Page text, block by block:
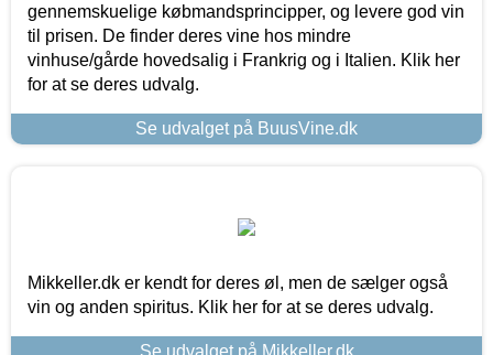
gennemskuelige købmandsprincipper, og levere god vin
til prisen. De finder deres vine hos mindre
vinhuse/gårde hovedsalig i Frankrig og i Italien. Klik her
for at se deres udvalg.
Se udvalget på BuusVine.dk
Mikkeller.dk er kendt for deres øl, men de sælger også
vin og anden spiritus. Klik her for at se deres udvalg.
Se udvalget på Mikkeller.dk